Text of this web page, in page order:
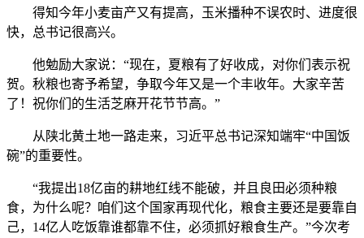
得知今年小麦亩产又有提高，玉米播种不误农时、进度很
快，总书记很高兴。
他勉励大家说：“现在，夏粮有了好收成，对你们表示祝
贺。秋粮也寄予希望，争取今年又是一个丰收年。大家辛苦
了！祝你们的生活芝麻开花节节高。”
从陕北黄土地一路走来，习近平总书记深知端牢“中国饭
碗”的重要性。
“我提出18亿亩的耕地红线不能破，并且良田必须种粮
食，为什么呢？咱们这个国家再现代化，粮食主要还是要靠自
己，14亿人吃饭靠谁都靠不住，必须抓好粮食生产。”今次考